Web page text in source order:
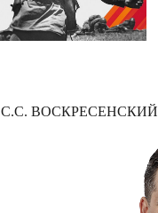
С.С. ВОСКРЕСЕНСКИЙ